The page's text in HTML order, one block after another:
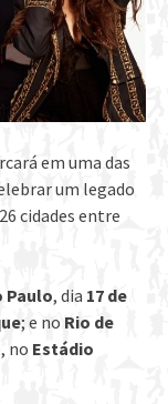
em uma das
um legado
cidades entre
Paulo, dia 17 de
; e no Rio de
no Estádio